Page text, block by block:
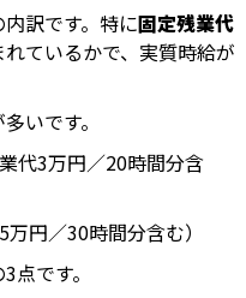
訳です。特に固定残業代
ているかで、実質時給が
いです。
代3万円／20時間分含
円／30時間分含む）
です。